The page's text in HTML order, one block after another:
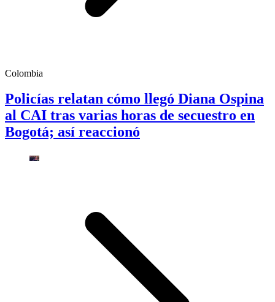
Colombia
Policías relatan cómo llegó Diana Ospina
al CAI tras varias horas de secuestro en
Bogotá; así reaccionó